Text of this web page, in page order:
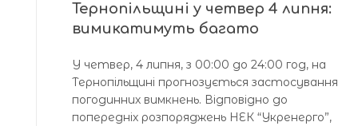
Тернопільщині у четвер 4 липня:
вимикатимуть багато
У четвер, 4 липня, з 00:00 до 24:00 год, на
Тернопільщині прогнозується застосування
погодинних вимкнень. Відповідно до
попередніх розпоряджень НЕК “Укренерго”,